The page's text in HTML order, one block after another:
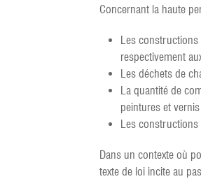
Concernant la haute
Les constructions
respectivement
Les déchets de
La quantité de
peintures et
Les constructions
Dans un contexte où
texte de loi incite au